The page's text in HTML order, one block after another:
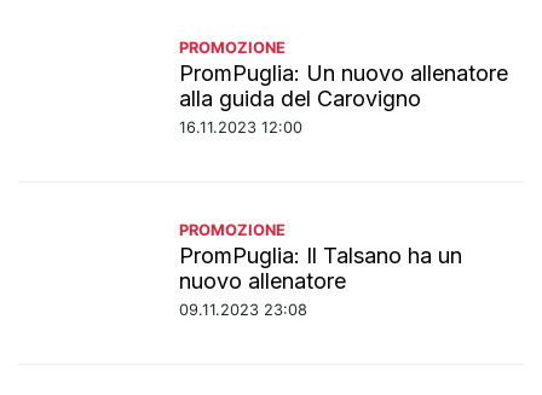
PROMOZIONE
PromPuglia: Un nuovo allenatore
alla guida del Carovigno
16.11.2023 12:00
PROMOZIONE
PromPuglia: Il Talsano ha un
nuovo allenatore
09.11.2023 23:08